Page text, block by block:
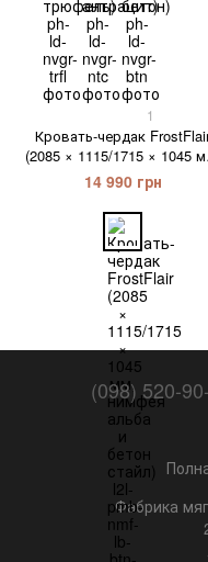
1
Кровать-чердак
(2085 × 1115/1715 × 1045
нимфея альба и бетон
14 990 грн
(098) 520-
Фабрика